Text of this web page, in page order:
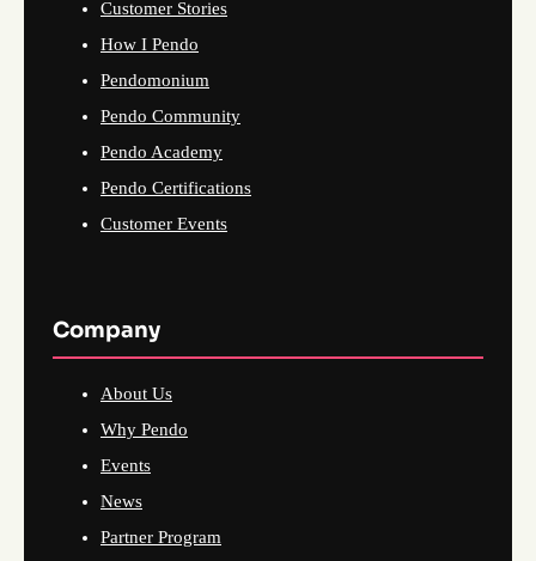
Customer Stories
How I Pendo
Pendomonium
Pendo Community
Pendo Academy
Pendo Certifications
Customer Events
Company
About Us
Why Pendo
Events
News
Partner Program